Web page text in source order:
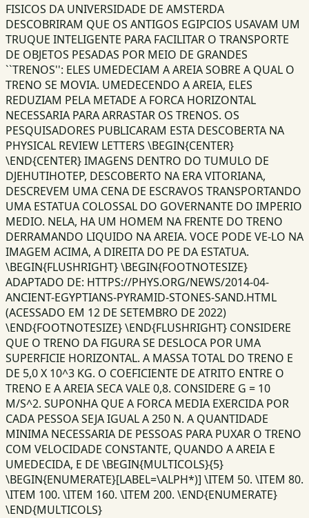
FISICOS DA UNIVERSIDADE DE AMSTERDA
DESCOBRIRAM QUE OS ANTIGOS EGIPCIOS USAVAM UM
TRUQUE INTELIGENTE PARA FACILITAR O TRANSPORTE
DE OBJETOS PESADAS POR MEIO DE GRANDES
``TRENOS'': ELES UMEDECIAM A AREIA SOBRE A QUAL O
TRENO SE MOVIA. UMEDECENDO A AREIA, ELES
REDUZIAM PELA METADE A FORCA HORIZONTAL
NECESSARIA PARA ARRASTAR OS TRENOS. OS
PESQUISADORES PUBLICARAM ESTA DESCOBERTA NA
PHYSICAL REVIEW LETTERS \BEGIN{CENTER}
\END{CENTER} IMAGENS DENTRO DO TUMULO DE
DJEHUTIHOTEP, DESCOBERTO NA ERA VITORIANA,
DESCREVEM UMA CENA DE ESCRAVOS TRANSPORTANDO
UMA ESTATUA COLOSSAL DO GOVERNANTE DO IMPERIO
MEDIO. NELA, HA UM HOMEM NA FRENTE DO TRENO
DERRAMANDO LIQUIDO NA AREIA. VOCE PODE VE-LO NA
IMAGEM ACIMA, A DIREITA DO PE DA ESTATUA.
\BEGIN{FLUSHRIGHT} \BEGIN{FOOTNOTESIZE}
ADAPTADO DE: HTTPS://PHYS.ORG/NEWS/2014-04-
ANCIENT-EGYPTIANS-PYRAMID-STONES-SAND.HTML
(ACESSADO EM 12 DE SETEMBRO DE 2022)
\END{FOOTNOTESIZE} \END{FLUSHRIGHT} CONSIDERE
QUE O TRENO DA FIGURA SE DESLOCA POR UMA
SUPERFICIE HORIZONTAL. A MASSA TOTAL DO TRENO E
DE 5,0 X 10^3 KG. O COEFICIENTE DE ATRITO ENTRE O
TRENO E A AREIA SECA VALE 0,8. CONSIDERE G = 10
M/S^2. SUPONHA QUE A FORCA MEDIA EXERCIDA POR
CADA PESSOA SEJA IGUAL A 250 N. A QUANTIDADE
MINIMA NECESSARIA DE PESSOAS PARA PUXAR O TRENO
COM VELOCIDADE CONSTANTE, QUANDO A AREIA E
UMEDECIDA, E DE \BEGIN{MULTICOLS}{5}
\BEGIN{ENUMERATE}[LABEL=\ALPH*)] \ITEM 50. \ITEM 80.
\ITEM 100. \ITEM 160. \ITEM 200. \END{ENUMERATE}
\END{MULTICOLS}